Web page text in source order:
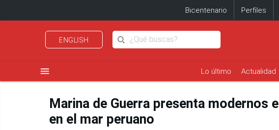
Bicentenario Perfiles
ENGLISH
menu Lo último Actualidad
Marina de Guerra presenta
en el mar peruano